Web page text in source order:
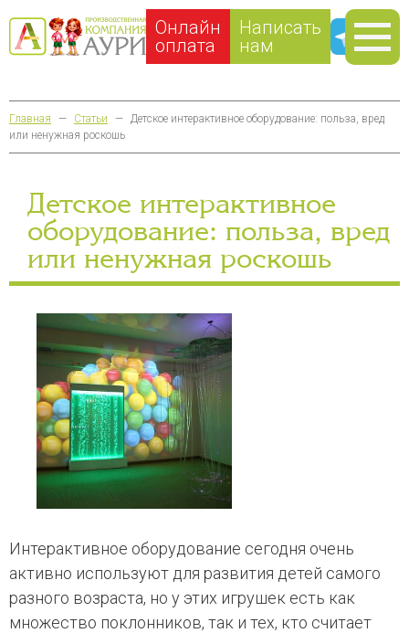
Онлайн
оплата
Написать
нам
Главная — Статьи — Детское интерактивное оборудование: польза, вред
или ненужная роскошь
Детское интерактивное
оборудование: польза, вред
или ненужная роскошь
Интерактивное оборудование сегодня очень
активно используют для развития детей самого
разного возраста, но у этих игрушек есть как
множество поклонников, так и тех, кто считает